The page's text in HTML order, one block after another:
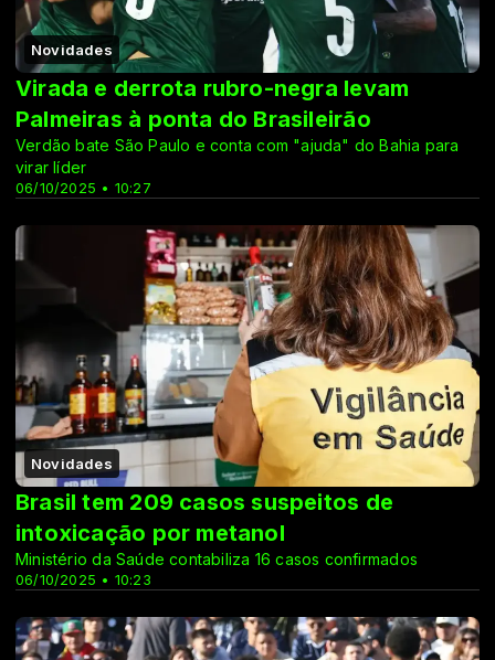
Novidades
06/10/2025 • 10:27
Virada e derrota rubro-negra levam
Palmeiras à ponta do Brasileirão
Verdão bate São Paulo e conta com "ajuda" do Bahia para
virar líder
Novidades
06/10/2025 • 10:23
Brasil tem 209 casos suspeitos de
intoxicação por metanol
Ministério da Saúde contabiliza 16 casos confirmados